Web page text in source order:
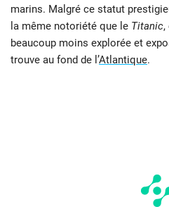
marins. Malgré ce statut
la même notoriété que le Titanic,
beaucoup moins explorée et
trouve au fond de l’Atlantique.